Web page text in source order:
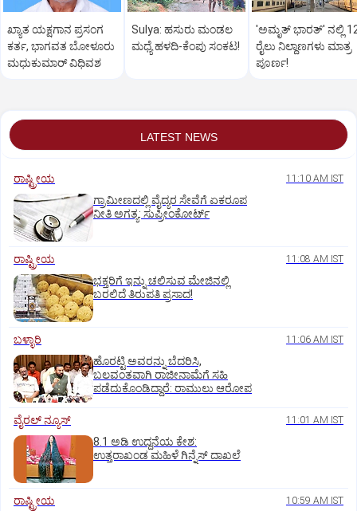
ಖ್ಯಾತ ಯಕ್ಷಗಾನ ಪ್ರಸಂಗ
ಕರ್ತ, ಭಾಗವತ ಬೋಳೂರು
ಮಧುಕುಮಾರ್ ವಿಧಿವಶ
Sulya: ಹಸುರು ಮಂಡಲ
ಮಧ್ಯೆ ಹಳದಿ-ಕೆಂಪು ಸಂಕಟ!
'ಅಮೃತ್‌ ಭಾರತ್‌' ನಲ್ಲಿ
ರೈಲು ನಿಲ್ದಾಣಗಳು ಮಾತ್ರ
ಪೂರ್ಣ!
LATEST NEWS
ರಾಷ್ಟ್ರೀಯ 11:10 AM IST
ಗ್ರಾಮೀಣದಲ್ಲಿ ವೈದ್ಯರ ಸೇವೆಗೆ ಏಕರೂಪ
ನೀತಿ ಅಗತ್ಯ: ಸುಪ್ರೀಂಕೋರ್ಟ್‌
ರಾಷ್ಟ್ರೀಯ 11:08 AM IST
ಭಕ್ತರಿಗೆ ಇನ್ನು ಚಲಿಸುವ ಮೇಜಿನಲ್ಲಿ
ಬರಲಿದೆ ತಿರುಪತಿ ಪ್ರಸಾದ!
ಬಳ್ಳಾರಿ 11:06 AM IST
ಹೊರಟ್ಟಿ ಅವರನ್ನು ಬೆದರಿಸಿ,
ಬಲವಂತವಾಗಿ ರಾಜೀನಾಮೆಗೆ ಸಹಿ
ಪಡೆದುಕೊಂಡಿದ್ದಾರೆ: ರಾಮುಲು ಆರೋಪ
ವೈರಲ್ ನ್ಯೂಸ್ 11:01 AM IST
8.1 ಅಡಿ ಉದ್ದನೆಯ ಕೇಶ:
ಉತ್ತರಾಖಂಡ ಮಹಿಳೆ ಗಿನ್ನೆಸ್‌ ದಾಖಲೆ
ರಾಷ್ಟ್ರೀಯ 10:59 AM IST